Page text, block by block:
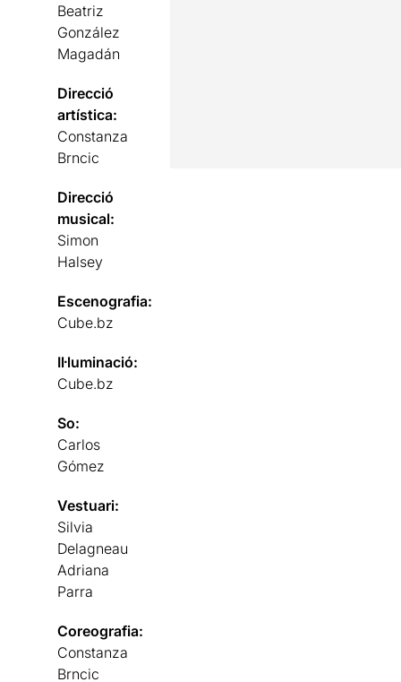
Beatriz
González
Magadán
Direcció
artística:
Constanza
Brncic
Direcció
musical:
Simon
Halsey
Escenografia:
Cube.bz
Il·luminació:
Cube.bz
So:
Carlos
Gómez
Vestuari:
Silvia
Delagneau
Adriana
Parra
Coreografia:
Constanza
Brncic